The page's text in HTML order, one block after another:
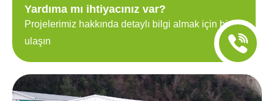
Yardıma mı ihtiyacınız var?
Projelerimiz hakkında detaylı bilgi almak için bize
ulaşın